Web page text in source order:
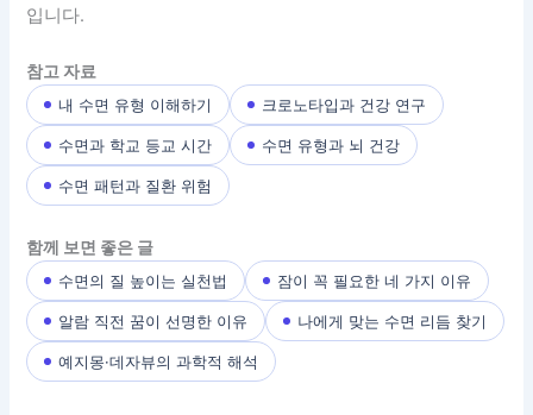
입니다.
참고 자료
내 수면 유형 이해하기 크로노타입과 건강 연구
수면과 학교 등교 시간 수면 유형과 뇌 건강
수면 패턴과 질환 위험
함께 보면 좋은 글
수면의 질 높이는 실천법 잠이 꼭 필요한 네 가지 이유
알람 직전 꿈이 선명한 이유 나에게 맞는 수면 리듬 찾기
예지몽·데자뷰의 과학적 해석